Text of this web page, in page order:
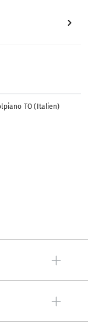
TO (Italien)